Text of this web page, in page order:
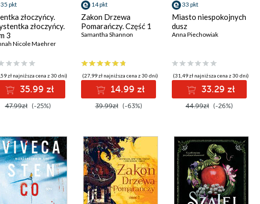
35 pkt
złoczyńcy.
złoczyńcy.
3
Nicole Maehrer
zł najniższa cena z 30 dni)
35.99 zł
47.99zł (-25%)
14 pkt
Zakon Drzewa
Pomarańczy. Część 1
Samantha Shannon
(27,99 zł najniższa cena z 30 dni)
14.99 zł
39.99zł (-63%)
33 pkt
Miasto niespokojnych
dusz
Anna Piechowiak
(31,49 zł najniższa cena z 30 dni)
33.29 zł
44.99zł (-26%)